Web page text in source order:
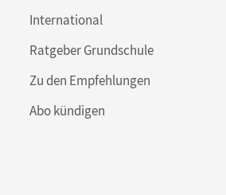
International
Ratgeber Grundschule
Zu den Empfehlungen
Abo kündigen